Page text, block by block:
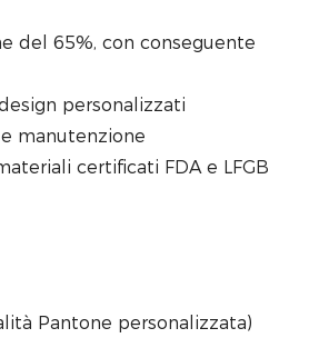
del 65%, con conseguente
personalizzati
manutenzione
certificati FDA e LFGB
Pantone personalizzata)